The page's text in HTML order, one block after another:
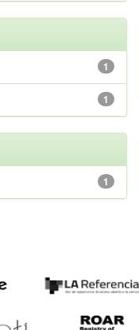
1
1
1